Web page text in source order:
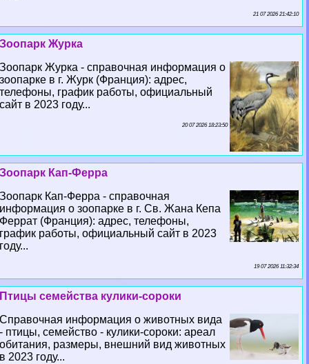
21 07 2026 21:42:10
Зоопарк Журка
Зоопарк Журка - справочная информация о
зоопарке в г. Журк (Франция): адрес,
телефоны, график работы, официальный
сайт в 2023 году...
20 07 2026 18:23:50
Зоопарк Кап-Ферра
Зоопарк Кап-Ферра - справочная
информация о зоопарке в г. Св. Жана Кепа
Феррат (Франция): адрес, телефоны,
график работы, официальный сайт в 2023
году...
19 07 2026 11:32:34
Птицы семейства кулики-сороки
Справочная информация о животных вида
- птицы, семейство - кулики-сороки: ареал
обитания, размеры, внешний вид животных
в 2023 году...